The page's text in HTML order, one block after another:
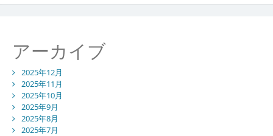
アーカイブ
2025年12月
2025年11月
2025年10月
2025年9月
2025年8月
2025年7月